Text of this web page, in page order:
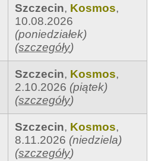
Szczecin, Kosmos,
10.08.2026
(poniedziałek)
(szczegóły)
Szczecin, Kosmos,
2.10.2026 (piątek)
(szczegóły)
Szczecin, Kosmos,
8.11.2026 (niedziela)
(szczegóły)